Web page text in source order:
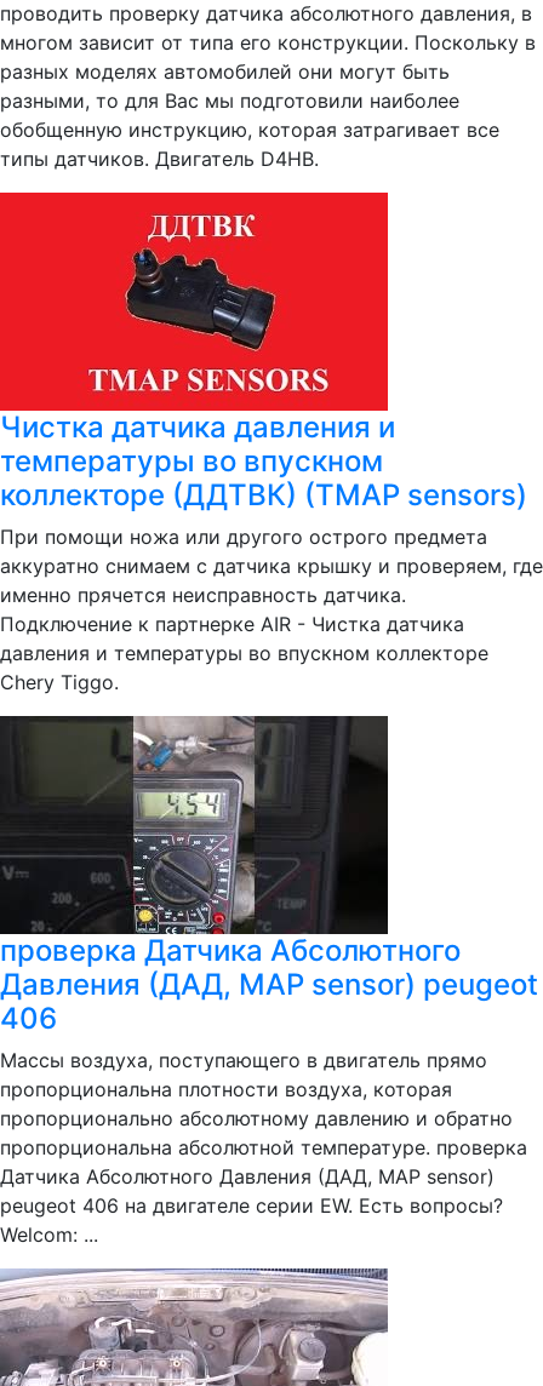
проводить проверку датчика абсолютного давления, в
многом зависит от типа его конструкции. Поскольку в
разных моделях автомобилей они могут быть
разными, то для Вас мы подготовили наиболее
обобщенную инструкцию, которая затрагивает все
типы датчиков. Двигатель D4HB.
Чистка датчика давления и
температуры во впускном
коллекторе (ДДТВК) (TMAP sensors)
При помощи ножа или другого острого предмета
аккуратно снимаем с датчика крышку и проверяем, где
именно прячется неисправность датчика.
Подключение к партнерке AIR - Чистка датчика
давления и температуры во впускном коллекторе
Chery Tiggo.
проверка Датчика Абсолютного
Давления (ДАД, MAP sensor) peugeot
406
Массы воздуха, поступающего в двигатель прямо
пропорциональна плотности воздуха, которая
пропорционально абсолютному давлению и обратно
пропорциональна абсолютной температуре. проверка
Датчика Абсолютного Давления (ДАД, MAP sensor)
peugeot 406 на двигателе серии EW. Есть вопросы?
Welcom: ...